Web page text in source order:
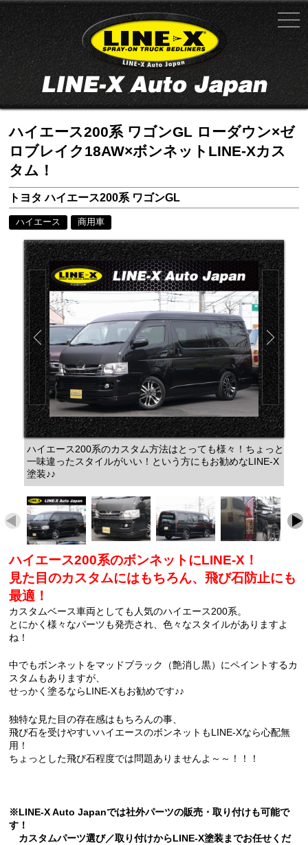
ハイエース200系 ワゴンGL ローダウン×ゼ
ロブレイク18AW×ボンネットLINE-Xカス
タム！
トヨタ ハイエース200系 ワゴンGL
ハイエース 商用車
ハイエース200系のカスタム方法はとっても様々！ちょっと
一味違ったスタイルがいい！という方にもお勧めなLINE-X
塗装♪♪
ハイエース200系のボンネットにLINE-X！
見た目のカスタムにはもちろん、飛び石防止にも
最適！
カスタムベース車両としても人気のハイエース200系。
とにかく様々なパーツも発売され、色々なスタイルがありますよ
ね！
中でもボンネットをマッドブラック（艶消し黒）にペイントするカ
スタムもありますが、
せっかく塗るならLINE-Xもお勧めです♪♪
独特な見た目の存在感はもちろんの事、
飛び石を受けやすいハイエースのボンネットもLINE-Xなら心配無
用！
ちょっとした飛び石程度では問題ありませんよ～～！！！
※LINE-X Auto Japanでは社外パーツの販売・取り付けも可能で
す！
カスタムパーツ選び／取り付けからLINE-X塗装までお任せくだ